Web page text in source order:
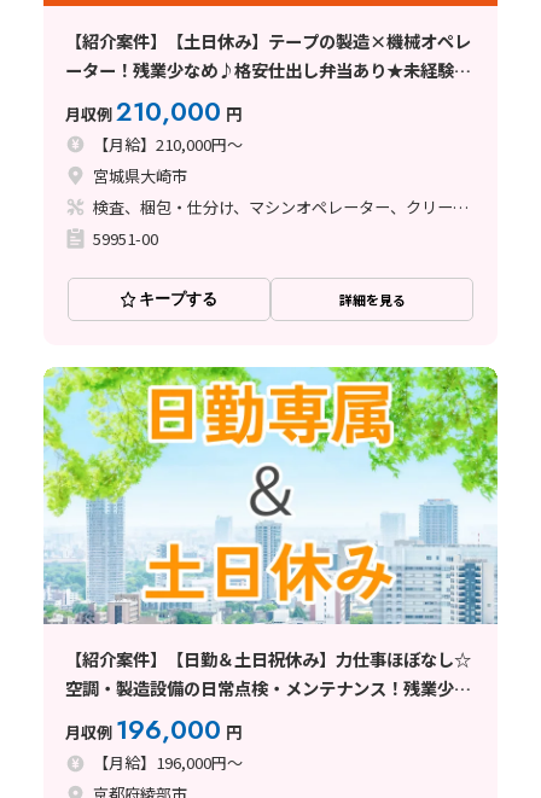
【紹介案件】【土日休み】テープの製造×機械オペレ
ーター！残業少なめ♪格安仕出し弁当あり★未経験
月収例210,000 円
【月給】210,000円～
宮城県大崎市
検査、梱包・仕分け、マシンオペレーター、クリーンルーム
59951-00
キープする 詳細を見る
【紹介案件】【日勤＆土日祝休み】力仕事ほぼなし☆
空調・製造設備の日常点検・メンテナンス！残業少な
月収例 196,000 円
【月給】196,000円～